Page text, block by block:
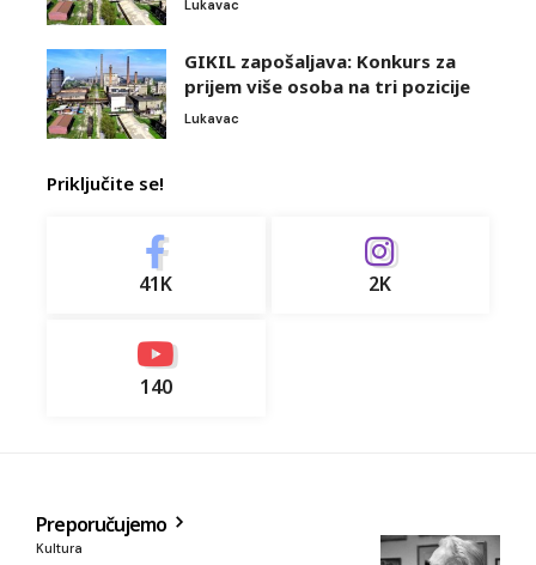
Lukavac
GIKIL zapošaljava: Konkurs za
prijem više osoba na tri pozicije
Lukavac
Priključite se!
41K 2K
140
Preporučujemo
Kultura